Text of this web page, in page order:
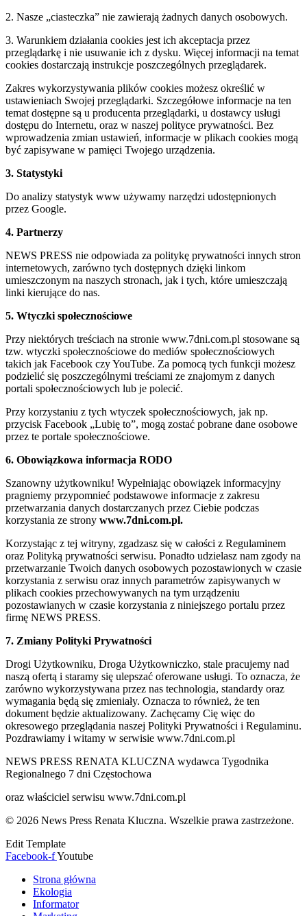
2. Nasze „ciasteczka” nie zawierają żadnych danych osobowych.
3. Warunkiem działania cookies jest ich akceptacja przez
przeglądarkę i nie usuwanie ich z dysku. Więcej informacji na temat
cookies dostarczają instrukcje poszczególnych przeglądarek.
Zakres wykorzystywania plików cookies możesz określić w
ustawieniach Swojej przeglądarki. Szczegółowe informacje na ten
temat dostępne są u producenta przeglądarki, u dostawcy usługi
dostępu do Internetu, oraz w naszej polityce prywatności. Bez
wprowadzenia zmian ustawień, informacje w plikach cookies mogą
być zapisywane w pamięci Twojego urządzenia.
3. Statystyki
Do analizy statystyk www używamy narzędzi udostępnionych
przez Google.
4. Partnerzy
NEWS PRESS nie odpowiada za politykę prywatności innych stron
internetowych, zarówno tych dostępnych dzięki linkom
umieszczonym na naszych stronach, jak i tych, które umieszczają
linki kierujące do nas.
5. Wtyczki społecznościowe
Przy niektórych treściach na stronie www.7dni.com.pl stosowane są
tzw. wtyczki społecznościowe do mediów społecznościowych
takich jak Facebook czy YouTube. Za pomocą tych funkcji możesz
podzielić się poszczególnymi treściami ze znajomym z danych
portali społecznościowych lub je polecić.
Przy korzystaniu z tych wtyczek społecznościowych, jak np.
przycisk Facebook „Lubię to”, mogą zostać pobrane dane osobowe
przez te portale społecznościowe.
6. Obowiązkowa informacja RODO
Szanowny użytkowniku! Wypełniając obowiązek informacyjny
pragniemy przypomnieć podstawowe informacje z zakresu
przetwarzania danych dostarczanych przez Ciebie podczas
korzystania ze strony www.7dni.com.pl.
Korzystając z tej witryny, zgadzasz się w całości z Regulaminem
oraz Polityką prywatności serwisu. Ponadto udzielasz nam zgody na
przetwarzanie Twoich danych osobowych pozostawionych w czasie
korzystania z serwisu oraz innych parametrów zapisywanych w
plikach cookies przechowywanych na tym urządzeniu
pozostawianych w czasie korzystania z niniejszego portalu przez
firmę NEWS PRESS.
7. Zmiany Polityki Prywatności
Drogi Użytkowniku, Droga Użytkowniczko, stale pracujemy nad
naszą ofertą i staramy się ulepszać oferowane usługi. To oznacza, że
zarówno wykorzystywana przez nas technologia, standardy oraz
wymagania będą się zmieniały. Oznacza to również, że ten
dokument będzie aktualizowany. Zachęcamy Cię więc do
okresowego przeglądania naszej Polityki Prywatności i Regulaminu.
Pozdrawiamy i witamy w serwisie www.7dni.com.pl
NEWS PRESS RENATA KLUCZNA wydawca Tygodnika
Regionalnego 7 dni Częstochowa
oraz właściciel serwisu www.7dni.com.pl
© 2026 News Press Renata Kluczna. Wszelkie prawa zastrzeżone.
Edit Template
Facebook-fYoutube
Strona główna
Ekologia
Informator